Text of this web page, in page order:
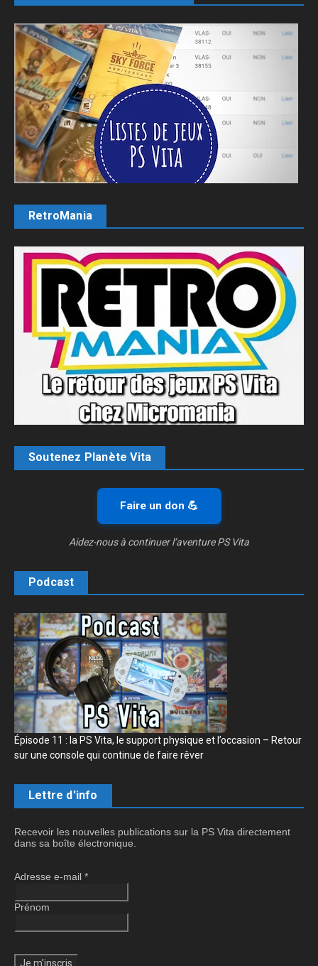
RetroMania
Soutenez Planète Vita
Faire un don 💪
Aidez-nous à continuer l’aventure PS Vita
Podcast
Épisode 11 : la PS Vita, le support physique et l’occasion – Retour
sur une console qui continue de faire rêver
Lettre d'info
Recevoir les nouvelles publications sur la PS Vita directement
dans sa boîte électronique.
Adresse e-mail *
Prénom